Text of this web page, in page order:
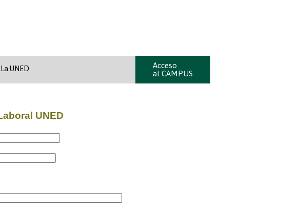
La UNED
Acceso
al CAMPUS
UNED